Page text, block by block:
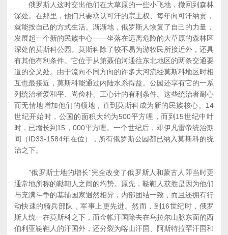
俄罗斯人这时交出他们在大草原的一些小飞地，撤回到森林
深处。在那里，他们只要承认可汗的宗主权、每年向可汗纳贡，
就能按自己的方式生活。渐渐地，俄罗斯人恢复了自己的力量，
发展起一个新的民族中心――坐落在远离危险的大草原的森林区
深处的莫斯科公园。莫斯科除了较不易为游牧民所接近外，还具
有其他有利条件。它位于从第聂伯河通往东北地区的两条交通要
道的交叉处。由于流向不同方向的许多大河流经莫斯科地区时相
互也最接近，莫斯科能通过内陆水系得益。公园还享有它的一系
列统治者爱和平、尚俭朴、工心计的有利条件。这些统治者耐心
而无情地增加他们的领地，直到莫斯科成为新的民族核心。14
世纪开始时，公国的面积大约为500平方哩，而到15世纪中叶
时，已增长到15，000平方哩。一个世纪后，即伊凡雷帝统治期
间（ID33-1584年在位），所有俄罗斯公园都已纳入莫斯科的统
治之下。
"俄罗斯士地的增长"完全改变了俄罗斯人和蒙古人即当时更
通常地所称的鞑靼人之间的均势。原先，鞑靼人获胜是因为他们
与充满斗争的基辅国家迥然相异，内部团结一致，而且还拥有行
动快速的骑兵部队，军事上更先进。然而，到16世纪时，俄罗
斯人统一在莫斯科之下，而金帐汗国除去在乌拉尔山脉东面的西
伯利亚鞑靼人的汗国外，还分裂为喀山汗国、阿斯特拉罕汗国和